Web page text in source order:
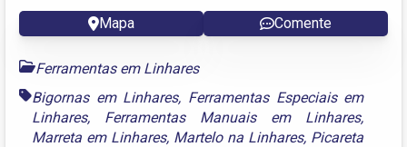
Mapa Comente
Ferramentas em Linhares
Bigornas em Linhares, Ferramentas Especiais em
Linhares, Ferramentas Manuais em Linhares,
Marreta em Linhares, Martelo na Linhares, Picareta